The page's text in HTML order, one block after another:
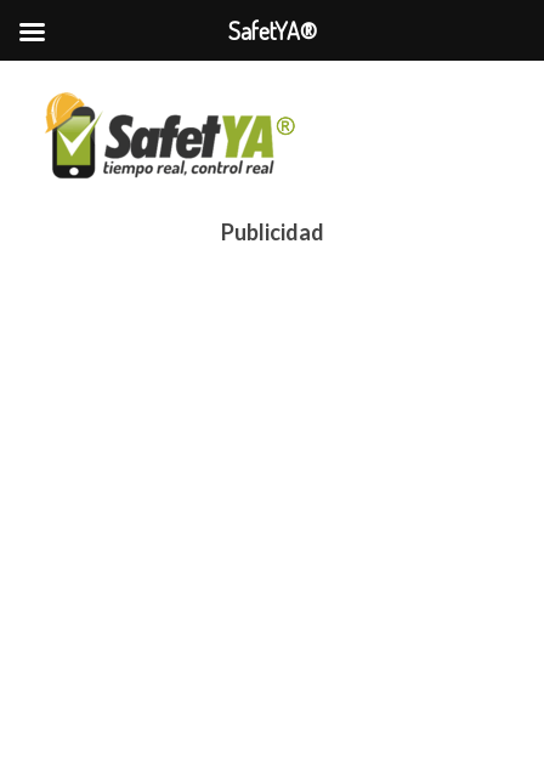
Publicidad
SafetYA®